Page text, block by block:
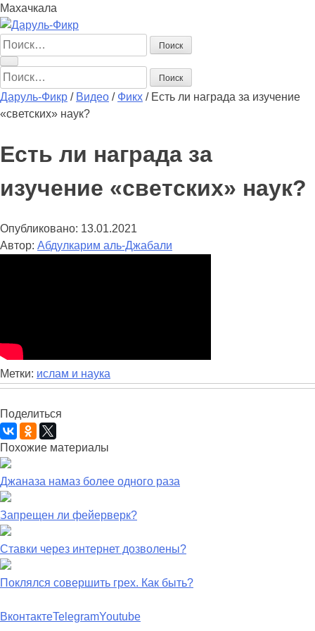
Махачкала
Найти:
Найти:
Даруль-Фикр / Видео / Фикх / Есть ли награда за изучение
«светских» наук?
Есть ли награда за
изучение «светских» наук?
Опубликовано: 13.01.2021
Автор: Абдулкарим аль-Джабали
Метки: ислам и наука
Поделиться
Похожие материалы
Джаназа намаз более одного раза
Запрещен ли фейерверк?
Ставки через интернет дозволены?
Поклялся совершить грех. Как быть?
ВконтактеTelegramYoutube